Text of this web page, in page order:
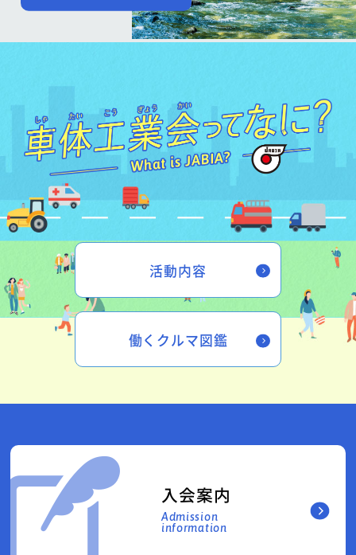
活動内容
働くクルマ図鑑
入会案内
Admission
information